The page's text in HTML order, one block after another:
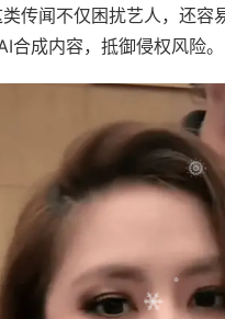
传闻不仅困扰艺人，还
成内容，抵御侵权风险。